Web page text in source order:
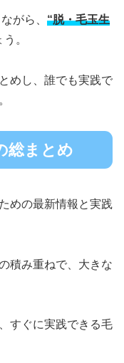
がら、 “脱・毛玉生
。
めし、誰でも実践で
総まとめ
めの最新情報と実践
積み重ねで、大きな
すぐに実践できる毛